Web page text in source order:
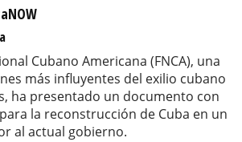
Cubano Americana (FNCA), una
más influyentes del exilio cubano
ha presentado un documento con
la reconstrucción de Cuba en un
al actual gobierno.